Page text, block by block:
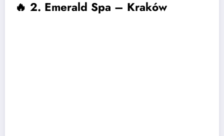
🔥 2. Emerald Spa – Kraków